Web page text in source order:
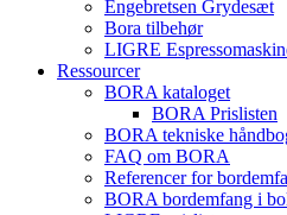
Engebretsen Grydesæt
Bora tilbehør
LIGRE
Ressourcer
BORA kataloget
BORA Prislisten
BORA tekniske
FAQ om BORA
Referencer for
BORA bordemfang i